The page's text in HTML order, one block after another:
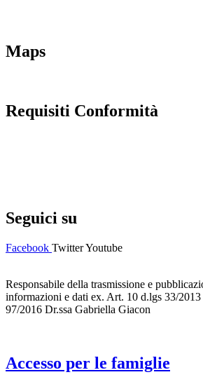
Maps
Requisiti Conformità
Seguici su
Facebook TwitterYoutube
Responsabile della trasmissione e
informazioni e dati ex. Art. 10 d.lgs 33/
97/2016 Dr.ssa Gabriella Giacon
Accesso per le famiglie